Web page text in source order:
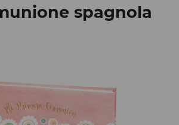
spagnola